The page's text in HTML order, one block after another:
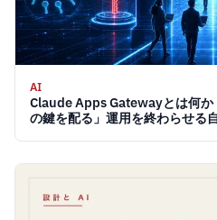
AI
Claude Apps Gatewayとは何か
の鍵を配る」運用を終わらせる